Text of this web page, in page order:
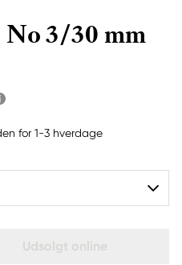
3/30 mm
for 1-3 hverdage
Udsolgt online